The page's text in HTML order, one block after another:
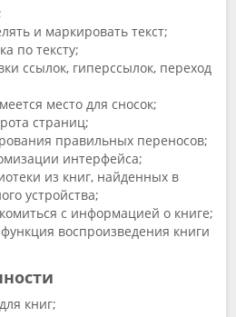
и маркировать текст;
по тексту;
ссылок, гиперссылок, переход
место для сносок;
страниц;
правильных переносов;
интерфейса;
из книг, найденных в
устройства;
с информацией о книге;
воспроизведения книги
книг;